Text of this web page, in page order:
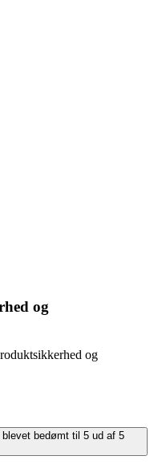
og
og
bedømt til 5 ud af 5